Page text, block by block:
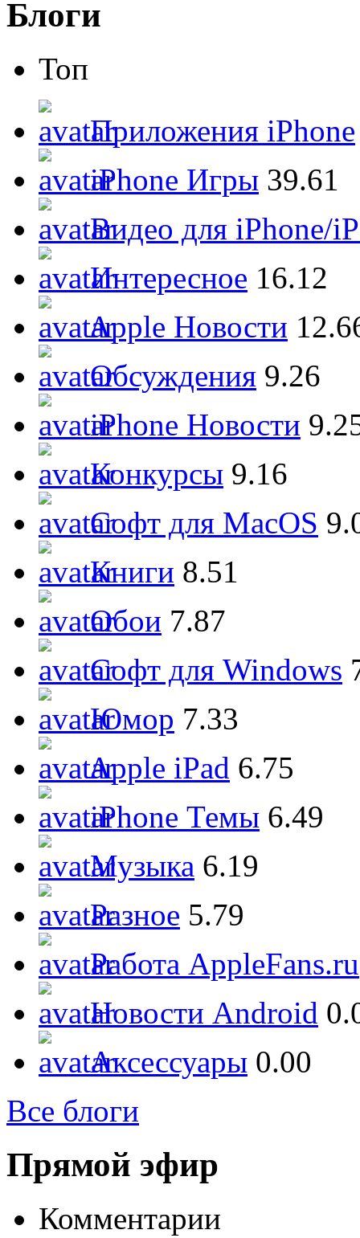
Блоги
Топ
Приложения iPhone
iPhone Игры 39.61
Видео для iPhone/
Интересное 16.12
Apple Новости
Обсуждения 9.26
iPhone Новости
Конкурсы 9.16
Софт для MacOS
Книги 8.51
Обои 7.87
Софт для Windows
Юмор 7.33
Apple iPad 6.75
iPhone Темы 6.49
Музыка 6.19
Разное 5.79
Работа AppleFans.ru
Новости Android
Аксессуары 0.00
Все блоги
Прямой эфир
Комментарии